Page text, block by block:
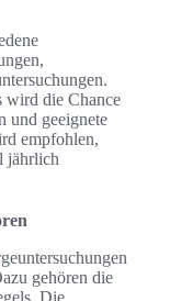
wird die Chance
und geeignete
empfohlen,
jährlich
gehören die